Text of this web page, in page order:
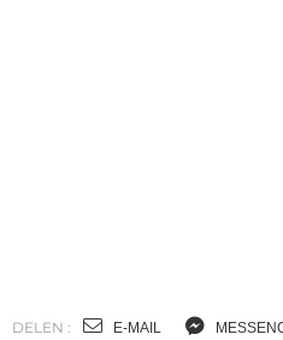
DELEN : E-MAIL